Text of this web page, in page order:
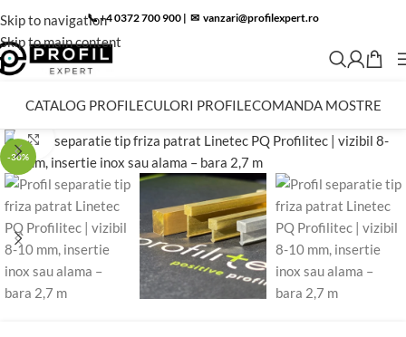
Skip to navigation
Skip to main content
📞 +4 0372 700 900 | ✉︎ vanzari@profilexpert.ro
CATALOG PROFILECULORI PROFILECOMANDA MOSTRE
-30%
Click to enlarge